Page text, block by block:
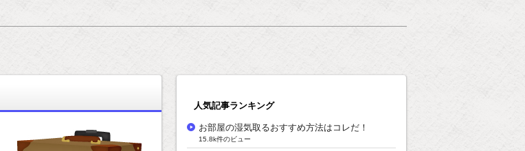
人気記事ランキング
お部屋の湿気取るおすすめ方法はコレだ！
15.8k件のビュー